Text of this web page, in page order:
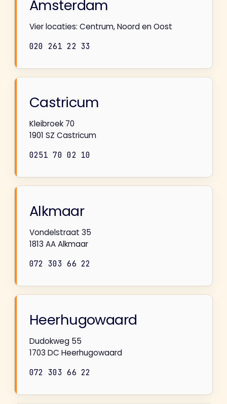
Amsterdam
Vier locaties: Centrum, Noord en Oost
020 261 22 33
Castricum
Kleibroek 70
1901 SZ Castricum
0251 70 02 10
Alkmaar
Vondelstraat 35
1813 AA Alkmaar
072 303 66 22
Heerhugowaard
Dudokweg 55
1703 DC Heerhugowaard
072 303 66 22